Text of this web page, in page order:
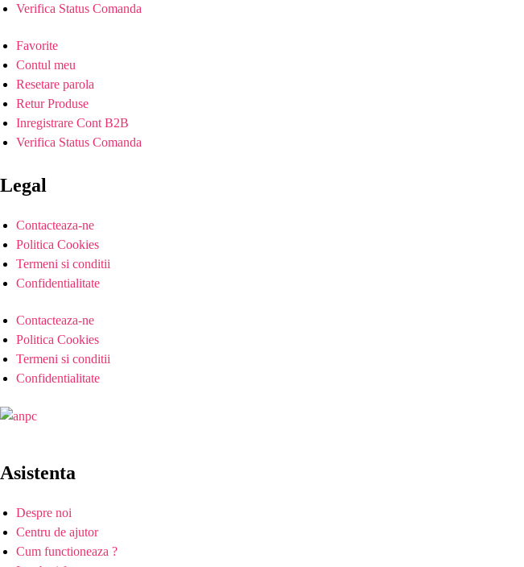
Verifica Status Comanda
Favorite
Contul meu
Resetare parola
Retur Produse
Inregistrare Cont B2B
Verifica Status Comanda
Legal
Contacteaza-ne
Politica Cookies
Termeni si conditii
Confidentialitate
Contacteaza-ne
Politica Cookies
Termeni si conditii
Confidentialitate
Asistenta
Despre noi
Centru de ajutor
Cum functioneaza ?